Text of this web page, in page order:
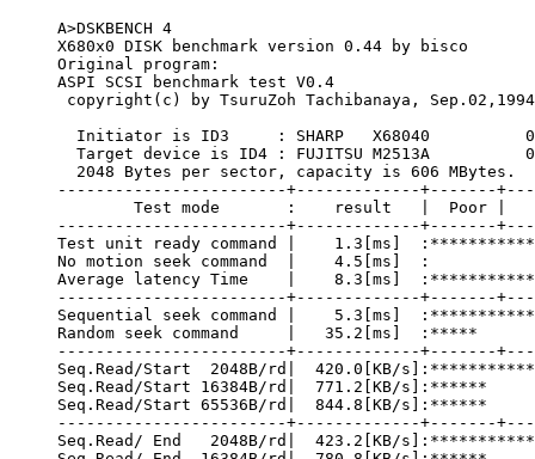
A>DSKBENCH 4
X680x0 DISK benchmark version 0.44 by bisco
Original program:
ASPI SCSI benchmark test V0.4
copyright(c) by TsuruZoh Tachibanaya, Sep.02,1994
Initiator is ID3     : SHARP   X68040
Target device is ID4 : FUJITSU M2513A
  2048 Bytes per sector, capacity is 606 MBytes.
------------------------+-------------+-------
Test mode       :    result   |  Poor |
------------------------+-------------+-------
Test unit ready command |    1.3[ms]
No motion seek command  |    4.5[ms]  :
Average latency Time    |    8.3[ms]
------------------------+-------------+-------
Sequential seek command |    5.3[ms]
Random seek command     |   35.2[ms]  :*****
------------------------+-------------+-------
Seq.Read/Start  2048B/rd|  420.0[KB/
Seq.Read/Start 16384B/rd|  771.2[KB/s]:******
Seq.Read/Start 65536B/rd|  844.8[KB/s]:******
------------------------+-------------+-------
Seq.Read/ End   2048B/rd|  423.2[KB/